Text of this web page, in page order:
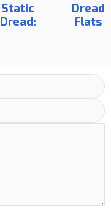
Static
Dread:
Dread
Flats